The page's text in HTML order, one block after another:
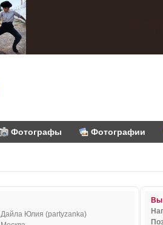
Фотографы Фотографии
Дайла Юлия (partyzanka)
Вы